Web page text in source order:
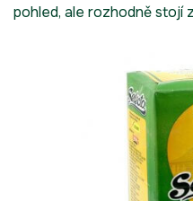
pohled, ale rozhodně stojí